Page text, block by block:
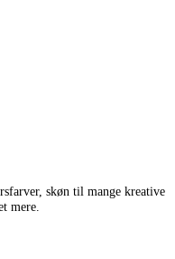
skøn til mange kreative
mere.